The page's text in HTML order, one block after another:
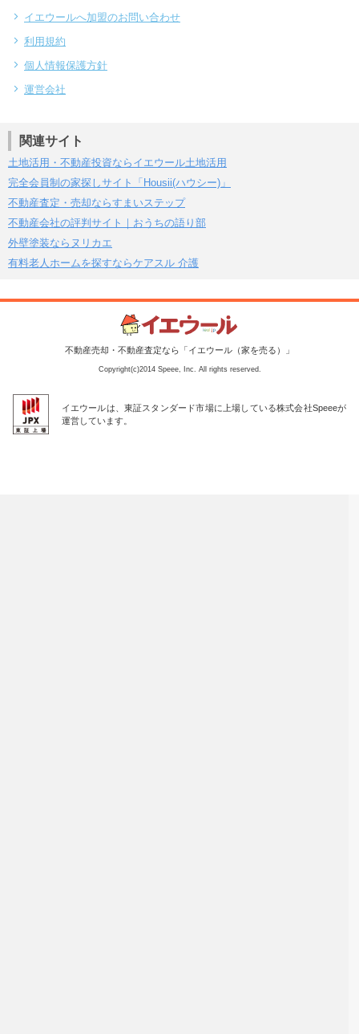
イエウールへ加盟のお問い合わせ
利用規約
個人情報保護方針
運営会社
関連サイト
土地活用・不動産投資ならイエウール土地活用
完全会員制の家探しサイト「Housii(ハウシー)」
不動産査定・売却ならすまいステップ
不動産会社の評判サイト｜おうちの語り部
外壁塗装ならヌリカエ
有料老人ホームを探すならケアスル 介護
不動産売却・不動産査定なら「イエウール（家を売る）」
Copyright(c)2014 Speee, Inc. All rights reserved.
イエウールは、東証スタンダード市場に上場している株式会社Speeeが
運営しています。